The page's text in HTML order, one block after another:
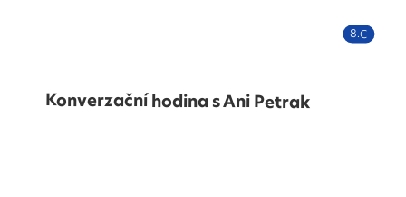
8.C
Konverzační hodina s Ani Petrak